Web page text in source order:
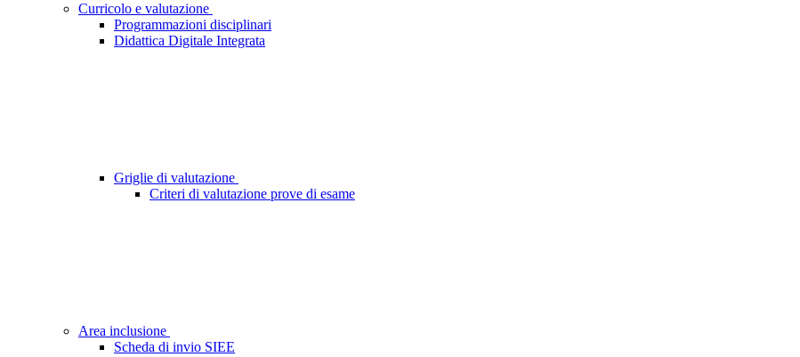
Curricolo e valutazione
Programmazioni disciplinari
Didattica Digitale Integrata
Griglie di valutazione
Criteri di valutazione prove di esame
Area inclusione
Scheda di invio SIEE